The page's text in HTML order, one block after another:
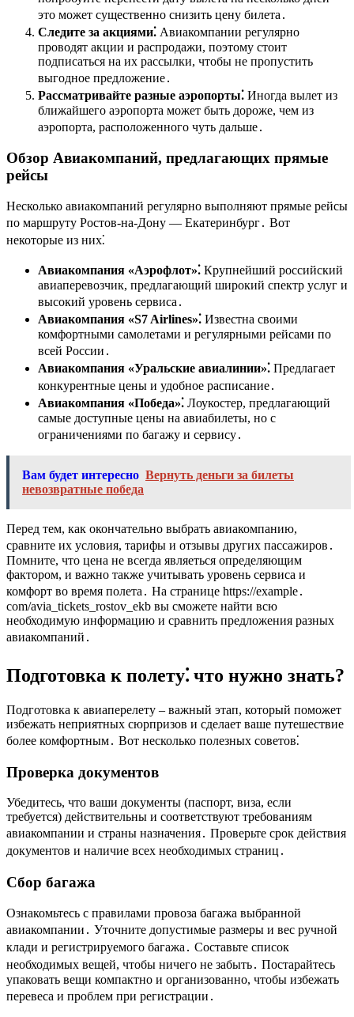
это может существенно снизить цену билета․
Следите за акциями⁚ Авиакомпании регулярно
проводят акции и распродажи, поэтому стоит
подписаться на их рассылки, чтобы не пропустить
выгодное предложение․
Рассматривайте разные аэропорты⁚ Иногда вылет из
ближайшего аэропорта может быть дороже, чем из
аэропорта, расположенного чуть дальше․
Обзор Авиакомпаний, предлагающих прямые
рейсы
Несколько авиакомпаний регулярно выполняют прямые рейсы
по маршруту Ростов-на-Дону ― Екатеринбург․ Вот
некоторые из них⁚
Авиакомпания «Аэрофлот»⁚ Крупнейший российский
авиаперевозчик, предлагающий широкий спектр услуг и
высокий уровень сервиса․
Авиакомпания «S7 Airlines»⁚ Известна своими
комфортными самолетами и регулярными рейсами по
всей России․
Авиакомпания «Уральские авиалинии»⁚ Предлагает
конкурентные цены и удобное расписание․
Авиакомпания «Победа»⁚ Лоукостер, предлагающий
самые доступные цены на авиабилеты, но с
ограничениями по багажу и сервису․
Вам будет интересно Вернуть деньги за билеты
невозвратные победа
Перед тем, как окончательно выбрать авиакомпанию,
сравните их условия, тарифы и отзывы других пассажиров․
Помните, что цена не всегда являеться определяющим
фактором, и важно также учитывать уровень сервиса и
комфорт во время полета․ На странице https://example․
com/avia_tickets_rostov_ekb вы сможете найти всю
необходимую информацию и сравнить предложения разных
авиакомпаний․
Подготовка к полету⁚ что нужно знать?
Подготовка к авиаперелету – важный этап, который поможет
избежать неприятных сюрпризов и сделает ваше путешествие
более комфортным․ Вот несколько полезных советов⁚
Проверка документов
Убедитесь, что ваши документы (паспорт, виза, если
требуется) действительны и соответствуют требованиям
авиакомпании и страны назначения․ Проверьте срок действия
документов и наличие всех необходимых страниц․
Сбор багажа
Ознакомьтесь с правилами провоза багажа выбранной
авиакомпании․ Уточните допустимые размеры и вес ручной
клади и регистрируемого багажа․ Составьте список
необходимых вещей, чтобы ничего не забыть․ Постарайтесь
упаковать вещи компактно и организованно, чтобы избежать
перевеса и проблем при регистрации․